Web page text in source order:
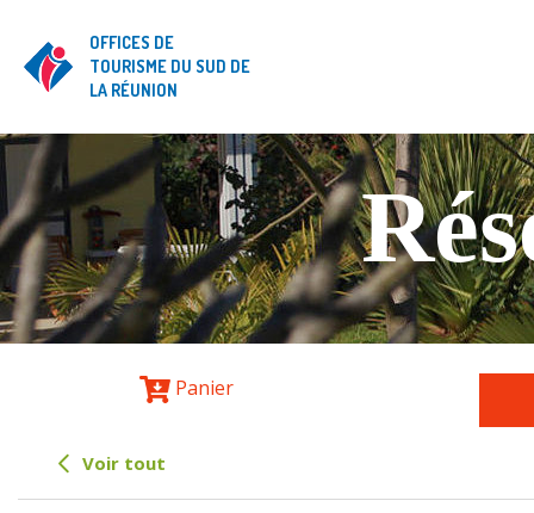
OFFICES DE
TOURISME DU SUD DE
LA RÉUNION
Panier
Voir tout